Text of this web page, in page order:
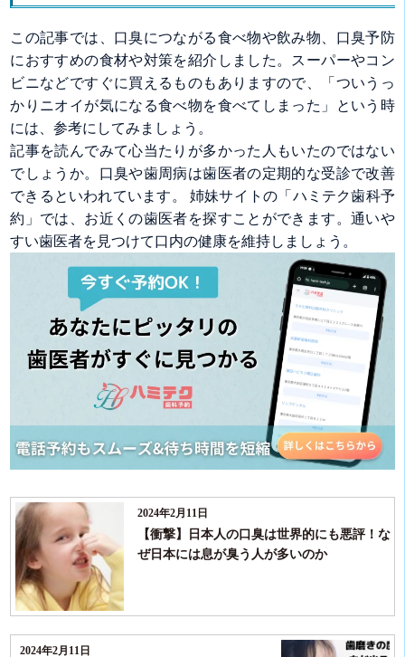
この記事では、口臭につながる食べ物や飲み物、口臭予防
におすすめの食材や対策を紹介しました。スーパーやコン
ビニなどですぐに買えるものもありますので、「ついうっ
かりニオイが気になる食べ物を食べてしまった」という時
には、参考にしてみましょう。
記事を読んでみて心当たりが多かった人もいたのではない
でしょうか。口臭や歯周病は歯医者の定期的な受診で改善
できるといわれています。 姉妹サイトの「ハミテク歯科予
約」では、お近くの歯医者を探すことができます。通いや
すい歯医者を見つけて口内の健康を維持しましょう。
2024年2月11日
【衝撃】日本人の口臭は世界的にも悪評！な
ぜ日本には息が臭う人が多いのか
2024年2月11日